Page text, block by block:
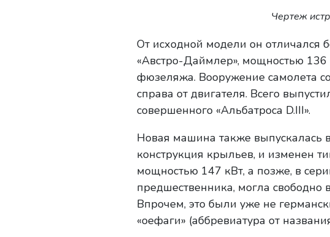
Чертеж
От исходной модели он
«Австро-Даймлер», мощностью 136
фюзеляжа. Вооружение самолета
справа от двигателя. Всего
совершенного «Альбатроса D.III».
Новая машина также выпускалась
конструкция крыльев, и изменен
мощностью 147 кВт, а позже, в
предшественника, могла свободно
Впрочем, это были уже не
«оефаги» (аббревиатура от